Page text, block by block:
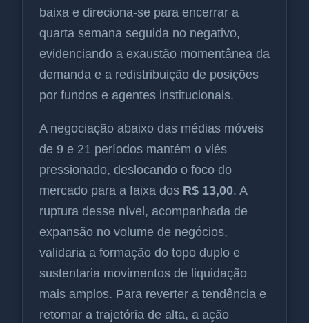
baixa e direciona-se para encerrar a
quarta semana seguida no negativo,
evidenciando a exaustão momentânea da
demanda e a redistribuição de posições
por fundos e agentes institucionais.
A negociação abaixo das médias móveis
de 9 e 21 períodos mantém o viés
pressionado, deslocando o foco do
mercado para a faixa dos R$ 13,00. A
ruptura desse nível, acompanhada de
expansão no volume de negócios,
validaria a formação do topo duplo e
sustentaria movimentos de liquidação
mais amplos. Para reverter a tendência e
retomar a trajetória de alta, a ação